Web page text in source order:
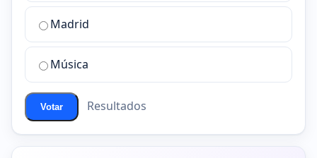
sala
chat
ChatZona?
Madrid
Música
Votar Resultados